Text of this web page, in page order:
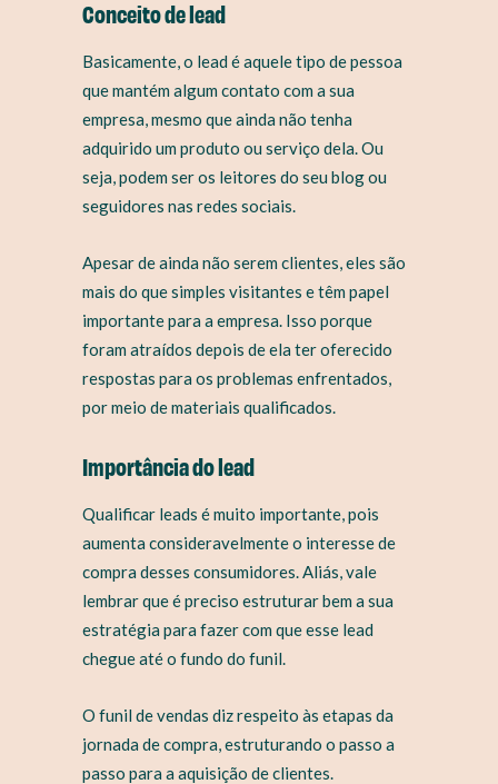
Conceito de lead
Basicamente, o lead é aquele tipo de pessoa
que mantém algum contato com a sua
empresa, mesmo que ainda não tenha
adquirido um produto ou serviço dela. Ou
seja, podem ser os leitores do seu blog ou
seguidores nas redes sociais.
Apesar de ainda não serem clientes, eles são
mais do que simples visitantes e têm papel
importante para a empresa. Isso porque
foram atraídos depois de ela ter oferecido
respostas para os problemas enfrentados,
por meio de materiais qualificados.
Importância do lead
Qualificar leads é muito importante, pois
aumenta consideravelmente o interesse de
compra desses consumidores. Aliás, vale
lembrar que é preciso estruturar bem a sua
estratégia para fazer com que esse lead
chegue até o fundo do funil.
O funil de vendas diz respeito às etapas da
jornada de compra, estruturando o passo a
passo para a aquisição de clientes.